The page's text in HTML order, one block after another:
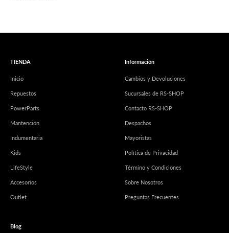
TIENDA
Inicio
Repuestos
PowerParts
Mantención
Indumentaria
Kids
LifeStyle
Accesorios
Outlet
Información
Cambios y Devoluciones
Sucursales de RS-SHOP
Contacto RS-SHOP
Despachos
Mayoristas
Política de Privacidad
Término y Condiciones
Sobre Nosotros
Preguntas Frecuentes
Blog